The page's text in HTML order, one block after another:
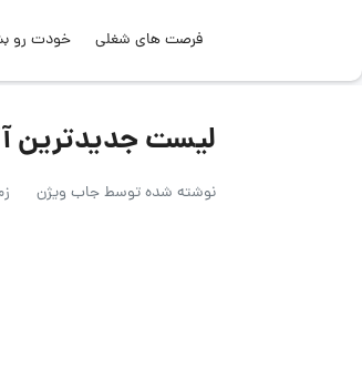
فرصت های شغلی خودت رو
لیست جدیدترین
نوشته شده توسطجاب ویژن